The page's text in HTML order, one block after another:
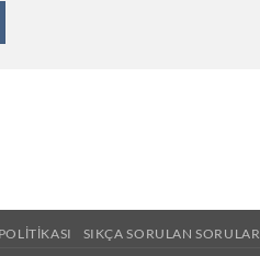
SIKÇA SORULAN SORULAR